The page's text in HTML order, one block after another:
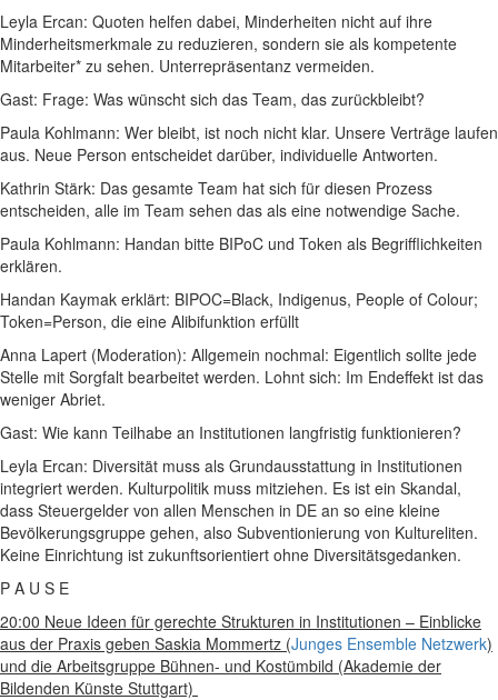
Leyla Ercan: Quoten helfen dabei, Minderheiten nicht auf ihre
Minderheitsmerkmale zu reduzieren, sondern sie als kompetente
Mitarbeiter* zu sehen. Unterrepräsentanz vermeiden.
Gast: Frage: Was wünscht sich das Team, das zurückbleibt?
Paula Kohlmann: Wer bleibt, ist noch nicht klar. Unsere Verträge laufen
aus. Neue Person entscheidet darüber, individuelle Antworten.
Kathrin Stärk: Das gesamte Team hat sich für diesen Prozess
entscheiden, alle im Team sehen das als eine notwendige Sache.
Paula Kohlmann: Handan bitte BIPoC und Token als Begrifflichkeiten
erklären.
Handan Kaymak erklärt: BIPOC=Black, Indigenus, People of Colour;
Token=Person, die eine Alibifunktion erfüllt
Anna Lapert (Moderation): Allgemein nochmal: Eigentlich sollte jede
Stelle mit Sorgfalt bearbeitet werden. Lohnt sich: Im Endeffekt ist das
weniger Abriet.
Gast: Wie kann Teilhabe an Institutionen langfristig funktionieren?
Leyla Ercan: Diversität muss als Grundausstattung in Institutionen
integriert werden. Kulturpolitik muss mitziehen. Es ist ein Skandal,
dass Steuergelder von allen Menschen in DE an so eine kleine
Bevölkerungsgruppe gehen, also Subventionierung von Kultureliten.
Keine Einrichtung ist zukunftsorientiert ohne Diversitätsgedanken.
P A U S E
20:00 Neue Ideen für gerechte Strukturen in Institutionen – Einblicke
aus der Praxis geben Saskia Mommertz (Junges Ensemble Netzwerk)
und die Arbeitsgruppe Bühnen- und Kostümbild (Akademie der
Bildenden Künste Stuttgart)